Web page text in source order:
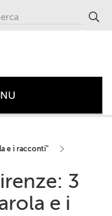
e i racconti"
3
e i